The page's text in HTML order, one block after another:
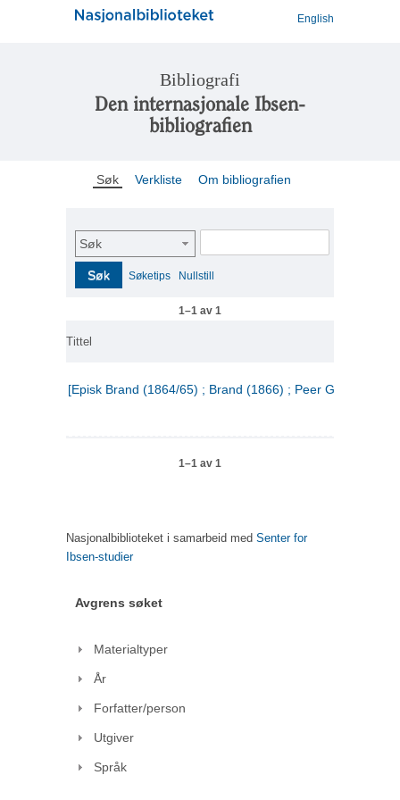
English
Bibliografi
Den internasjonale Ibsen-
bibliografien
Søk Verkliste Om bibliografien
Søk
Søk Søketips Nullstill
1–1 av 1
Tittel
[Episk Brand (1864/65) ; Brand (1866) ; Peer Gynt (1867)]
1–1 av 1
Nasjonalbiblioteket i samarbeid med Senter for
Ibsen-studier
Avgrens søket
Materialtyper
År
Forfatter/person
Utgiver
Språk